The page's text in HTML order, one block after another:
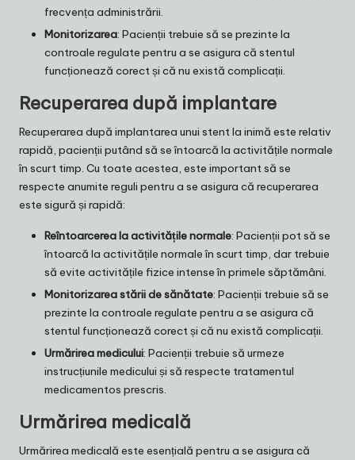
frecvența administrării.
Monitorizarea: Pacienții trebuie să se prezinte la
controale regulate pentru a se asigura că stentul
funcționează corect și că nu există complicații.
Recuperarea după implantare
Recuperarea după implantarea unui stent la inimă este relativ
rapidă, pacienții putând să se întoarcă la activitățile normale
în scurt timp. Cu toate acestea, este important să se
respecte anumite reguli pentru a se asigura că recuperarea
este sigură și rapidă:
Reîntoarcerea la activitățile normale: Pacienții pot să se
întoarcă la activitățile normale în scurt timp, dar trebuie
să evite activitățile fizice intense în primele săptămâni.
Monitorizarea stării de sănătate: Pacienții trebuie să se
prezinte la controale regulate pentru a se asigura că
stentul funcționează corect și că nu există complicații.
Urmărirea medicului: Pacienții trebuie să urmeze
instrucțiunile medicului și să respecte tratamentul
medicamentos prescris.
Urmărirea medicală
Urmărirea medicală este esențială pentru a se asigura că